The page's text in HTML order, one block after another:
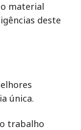
material
deste
única.
trabalho